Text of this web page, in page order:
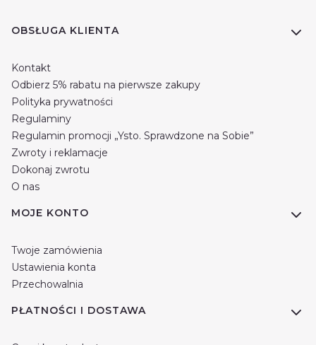
Linki w stopce
OBSŁUGA KLIENTA
Kontakt
Odbierz 5% rabatu na pierwsze zakupy
Polityka prywatności
Regulaminy
Regulamin promocji „Ysto. Sprawdzone na Sobie”
Zwroty i reklamacje
Dokonaj zwrotu
O nas
MOJE KONTO
Twoje zamówienia
Ustawienia konta
Przechowalnia
PŁATNOŚCI I DOSTAWA